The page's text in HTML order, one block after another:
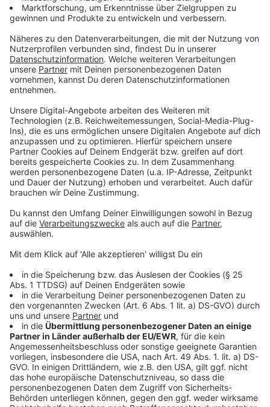
Münster hat die entsprechende Genehmigung am
Dienstag erteilt. Das erarbeitete Hygienekonzept
wurde sowohl von der Stadt als auch vom Land NRW
abgesegnet. Knapp 2000 Zuschauer waren dann
tatsächlich vor Ort.
Anzeige
Hygienevorschriften
Anzeige
Im Stadion galten besondere Hygienevorschriften. Es
herrschte Maskenpflicht für alle Zuschauer. Auch
während des Spiels auf dem Platz durfte der Mund-
und Nasenschutz nicht abgelegt werden. Auf der
Haupttribüne durfte grundsätzlich und ohne Ausnahme
Stehplatzbereichen musste auf den Mindestabstand
von 1,50 Metern geachtet werden. Die Catering-
Stände waren zwar geöffnet, es durften allerdings
ausschließlich alkoholfreie Getränke verkauft werden.
Der Zutritt zum Stadion erfolgte außerdem über vier
separate Eingänge, um den Andrang weiter zu
entzerren.
Anzeige